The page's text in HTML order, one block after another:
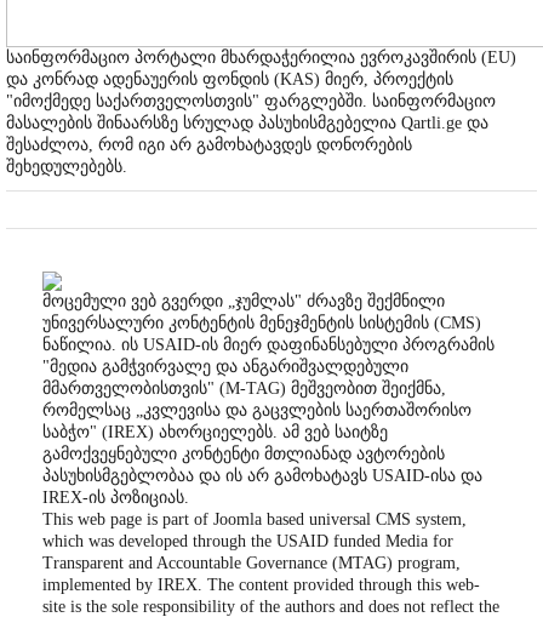
საინფორმაციო პორტალი მხარდაჭერილია ევროკავშირის (EU)
და კონრად ადენაუერის ფონდის (KAS) მიერ, პროექტის
"იმოქმედე საქართველოსთვის" ფარგლებში. საინფორმაციო
მასალების შინაარსზე სრულად პასუხისმგებელია Qartli.ge და
შესაძლოა, რომ იგი არ გამოხატავდეს დონორების
შეხედულებებს.
მოცემული ვებ გვერდი „ჯუმლას" ძრავზე შექმნილი
უნივერსალური კონტენტის მენეჯმენტის სისტემის (CMS)
ნაწილია. ის USAID-ის მიერ დაფინანსებული პროგრამის
"მედია გამჭვირვალე და ანგარიშვალდებული
მმართველობისთვის" (M-TAG) მეშვეობით შეიქმნა,
რომელსაც „კვლევისა და გაცვლების საერთაშორისო
საბჭო" (IREX) ახორციელებს. ამ ვებ საიტზე
გამოქვეყნებული კონტენტი მთლიანად ავტორების
პასუხისმგებლობაა და ის არ გამოხატავს USAID-ისა და
IREX-ის პოზიციას.
This web page is part of Joomla based universal CMS system,
which was developed through the USAID funded Media for
Transparent and Accountable Governance (MTAG) program,
implemented by IREX. The content provided through this web-
site is the sole responsibility of the authors and does not reflect the